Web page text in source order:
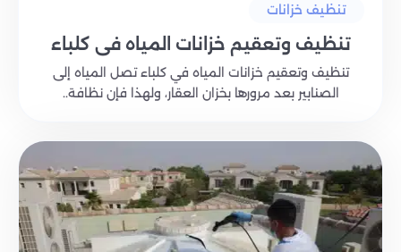
تنظيف خزانات
تنظيف وتعقيم خزانات المياه في كلباء
تنظيف وتعقيم خزانات المياه في كلباء تصل المياه إلى
الصنابير بعد مرورها بخزان العقار، ولهذا فإن نظافة..